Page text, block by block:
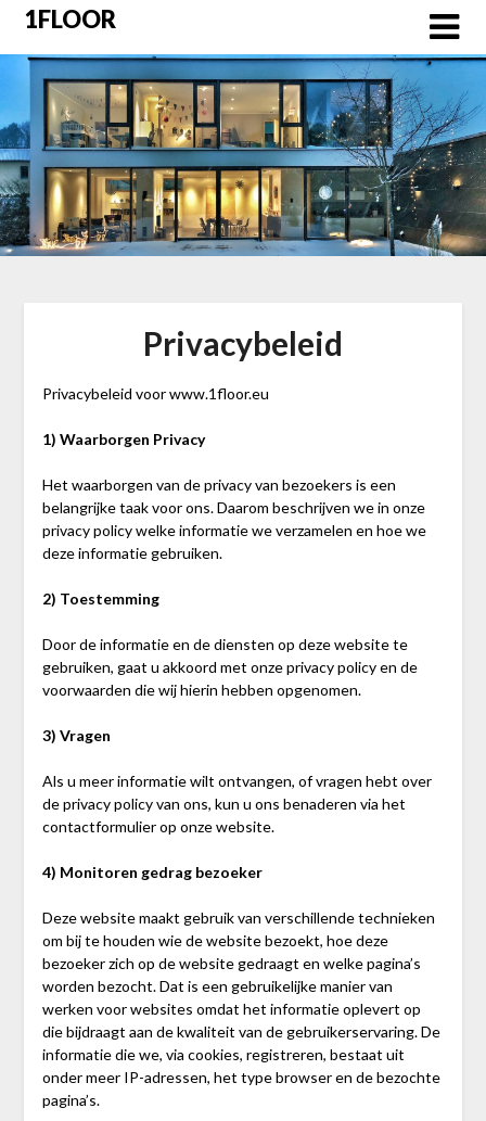
Skip
content
1FLOOR
Privacybeleid
Privacybeleid voor www.1floor.eu
1) Waarborgen Privacy
Het waarborgen van de privacy van bezoekers is een
belangrijke taak voor ons. Daarom beschrijven we in onze
privacy policy welke informatie we verzamelen en hoe we
deze informatie gebruiken.
2) Toestemming
Door de informatie en de diensten op deze website te
gebruiken, gaat u akkoord met onze privacy policy en de
voorwaarden die wij hierin hebben opgenomen.
3) Vragen
Als u meer informatie wilt ontvangen, of vragen hebt over
de privacy policy van ons, kun u ons benaderen via het
contactformulier op onze website.
4) Monitoren gedrag bezoeker
Deze website maakt gebruik van verschillende technieken
om bij te houden wie de website bezoekt, hoe deze
bezoeker zich op de website gedraagt en welke pagina’s
worden bezocht. Dat is een gebruikelijke manier van
werken voor websites omdat het informatie oplevert op
die bijdraagt aan de kwaliteit van de gebruikerservaring. De
informatie die we, via cookies, registreren, bestaat uit
onder meer IP-adressen, het type browser en de bezochte
pagina’s.